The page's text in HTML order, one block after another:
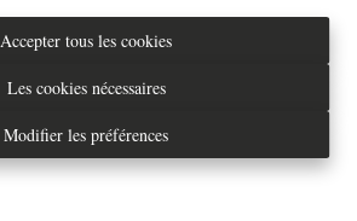
Accepter tous les cookies
Les cookies nécessaires
Modifier les préférences
Tél. : 02/733.70.70
Real estate